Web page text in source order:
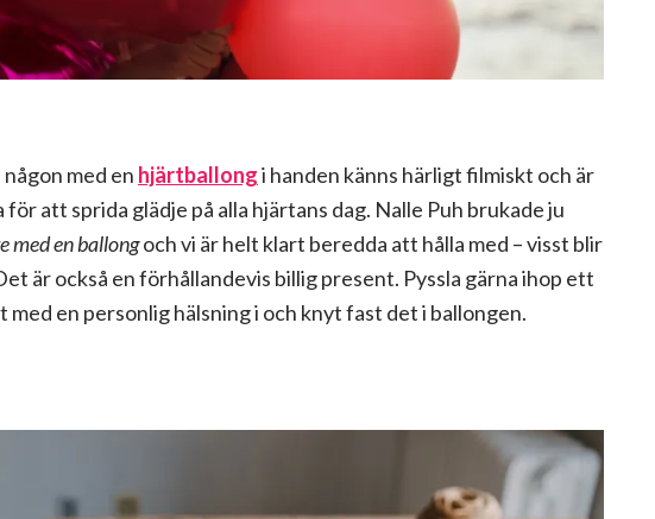
med en hjärtballongi handen känns härligt filmiskt och är
för att sprida glädje på alla hjärtans dag. Nalle Puh brukade ju
med en ballongoch vi är helt klart beredda att hålla med – visst blir
är också en förhållandevis billig present. Pyssla gärna ihop ett
med en personlig hälsning i och knyt fast det i ballongen.